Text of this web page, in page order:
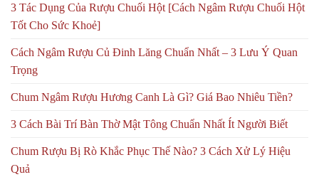
3 Tác Dụng Của Rượu Chuối Hột [Cách Ngâm Rượu Chuối Hột
Tốt Cho Sức Khoẻ]
Cách Ngâm Rượu Củ Đinh Lăng Chuẩn Nhất – 3 Lưu Ý Quan
Trọng
Chum Ngâm Rượu Hương Canh Là Gì? Giá Bao Nhiêu Tiền?
3 Cách Bài Trí Bàn Thờ Mật Tông Chuẩn Nhất Ít Người Biết
Chum Rượu Bị Rò Khắc Phục Thế Nào? 3 Cách Xử Lý Hiệu
Quả